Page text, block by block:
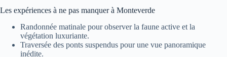
Les expériences à ne pas manquer à Monteverde
Randonnée matinale pour observer la faune active et la
végétation luxuriante.
Traversée des ponts suspendus pour une vue panoramique
inédite.